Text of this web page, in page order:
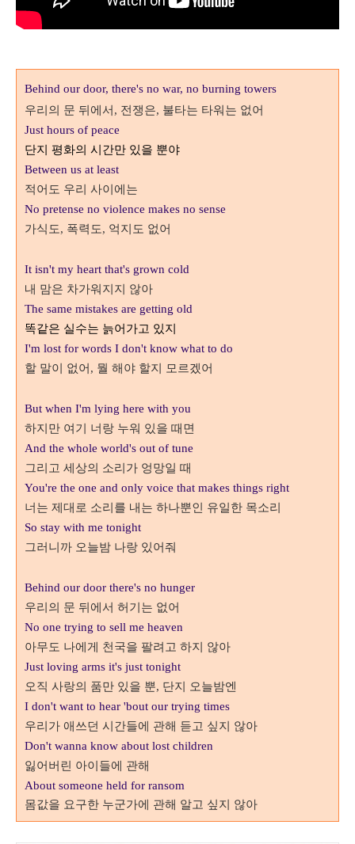
Behind our door, there's no war, no burning towers
우리의 문 뒤에서, 전쟁은, 불타는 타워는 없어
Just hours of peace
단지 평화의 시간만 있을 뿐야
Between us at least
적어도 우리 사이에는
No pretense no violence makes no sense
가식도, 폭력도, 억지도 없어
It isn't my heart that's grown cold
내 맘은 차가워지지 않아
The same mistakes are getting old
똑같은 실수는 늙어가고 있지
I'm lost for words I don't know what to do
할 말이 없어, 뭘 해야 할지 모르겠어
But when I'm lying here with you
하지만 여기 너랑 누워 있을 때면
And the whole world's out of tune
그리고 세상의 소리가 엉망일 때
You're the one and only voice that makes things right
너는 제대로 소리를 내는 하나뿐인 유일한 목소리
So stay with me tonight
그러니까 오늘밤 나랑 있어줘
Behind our door there's no hunger
우리의 문 뒤에서 허기는 없어
No one trying to sell me heaven
아무도 나에게 천국을 팔려고 하지 않아
Just loving arms it's just tonight
오직 사랑의 품만 있을 뿐, 단지 오늘밤엔
I don't want to hear 'bout our trying times
우리가 애쓰던 시간들에 관해 듣고 싶지 않아
Don't wanna know about lost children
잃어버린 아이들에 관해
About someone held for ransom
몸값을 요구한 누군가에 관해 알고 싶지 않아